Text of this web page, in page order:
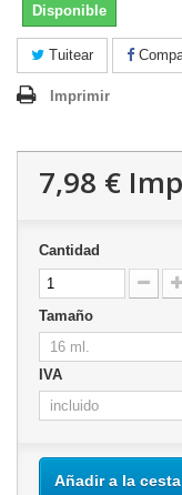
Disponible
Tuitear
Imprimir
7,98 €
Cantidad
Tamaño
IVA
Añadir a la cesta